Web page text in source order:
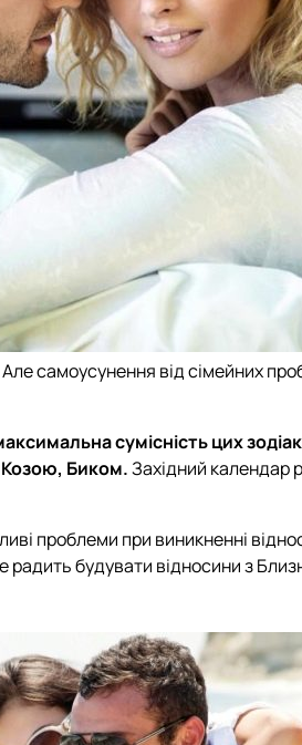
самоусунення від сімейних
сумісність цих
Биком.Західний календар
проблеми при виникненні
будувати відносини з